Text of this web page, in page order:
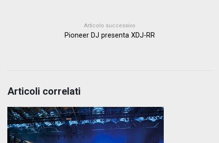
Articolo successivo
Pioneer DJ presenta XDJ-RR
Articoli correlati